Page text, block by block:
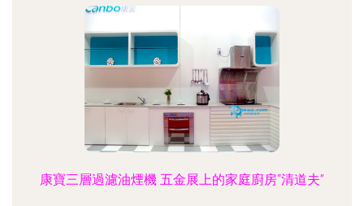
康寶三層過濾油煙機 五金展上的家庭廚房“清道夫”